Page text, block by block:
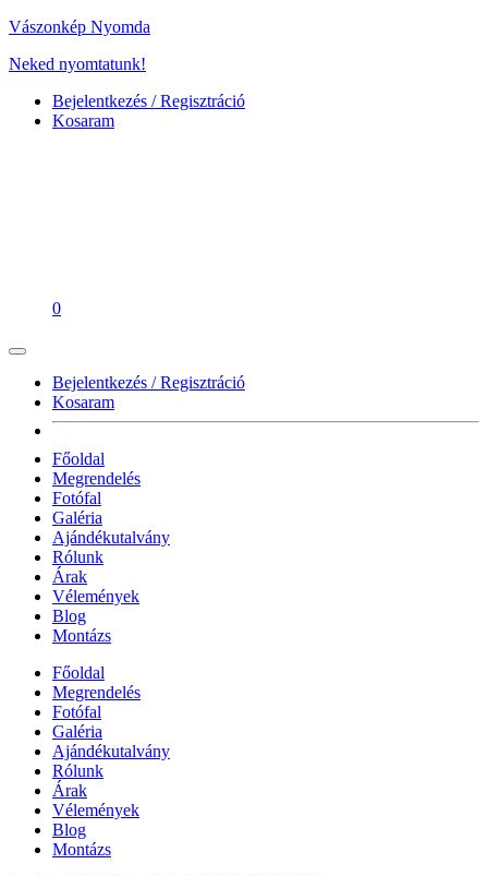
Vászonkép Nyomda
Neked nyomtatunk!
Bejelentkezés / Regisztráció
Kosaram
0
Bejelentkezés / Regisztráció
Kosaram
Főoldal
Megrendelés
Fotófal
Galéria
Ajándékutalvány
Rólunk
Árak
Vélemények
Blog
Montázs
Főoldal
Megrendelés
Fotófal
Galéria
Ajándékutalvány
Rólunk
Árak
Vélemények
Blog
Montázs